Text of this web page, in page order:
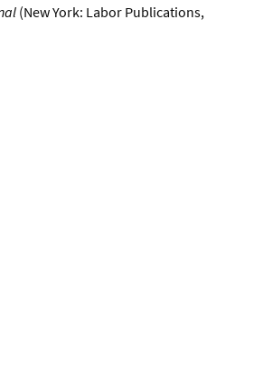
(New York: Labor Publications,